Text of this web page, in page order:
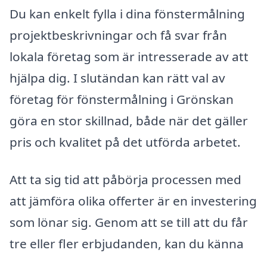
Du kan enkelt fylla i dina fönstermålning
projektbeskrivningar och få svar från
lokala företag som är intresserade av att
hjälpa dig. I slutändan kan rätt val av
företag för fönstermålning i Grönskan
göra en stor skillnad, både när det gäller
pris och kvalitet på det utförda arbetet.
Att ta sig tid att påbörja processen med
att jämföra olika offerter är en investering
som lönar sig. Genom att se till att du får
tre eller fler erbjudanden, kan du känna